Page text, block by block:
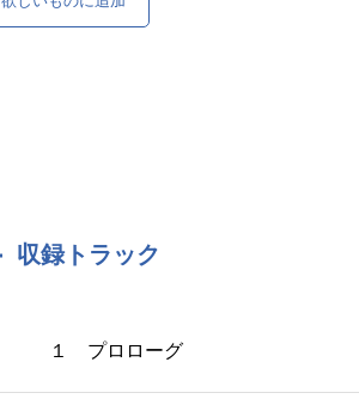
収録トラック
１ プロローグ